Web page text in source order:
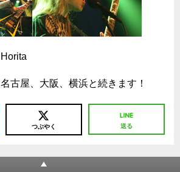
古屋、大阪、横浜と続きます！
つぶやく 送る